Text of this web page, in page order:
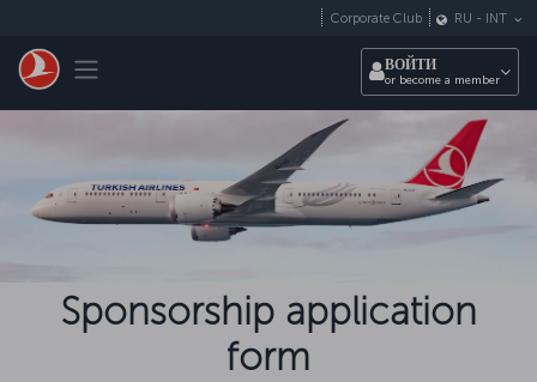
Toggle navigation
Corporate Club RU - INT
ВОЙТИ
or become a member
Sponsorship application
form